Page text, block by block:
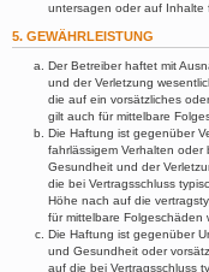
untersagen oder auf Inhalte
5. GEWÄHRLEISTUNG
Der Betreiber haftet mit
und der Verletzung
die auf ein vorsätzliches
gilt auch für mittelbare
Die Haftung ist gegenüber
fahrlässigem Verhalten
Gesundheit und der
die bei Vertragsschluss
Höhe nach auf die
für mittelbare Folgeschäden
Die Haftung ist gegenüber
und Gesundheit oder
auf die bei Vertragsschluss